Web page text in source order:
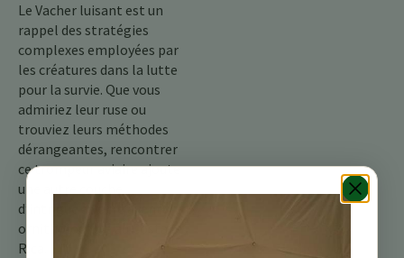
Le Vacher luisant est un
rappel des stratégies
complexes employées par
les créatures dans la lutte
pour la survie. Que vous
admiriez leur ruse ou
trouviez leurs méthodes
dérangeantes, rencontrer
ce trompeur aviaire ajoute
une autre couche
d’intrigue à votre aventure
ornithologique au Costa
Rica.